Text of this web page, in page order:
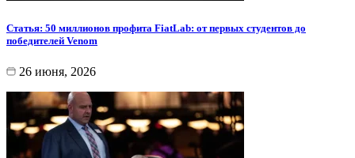
Статья: 50 миллионов профита FiatLab: от первых студентов до
победителей Venom
26 июня, 2026